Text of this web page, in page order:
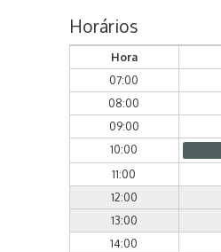
Horários
Hora
07:00
08:00
09:00
10:00
11:00
12:00
13:00
14:00